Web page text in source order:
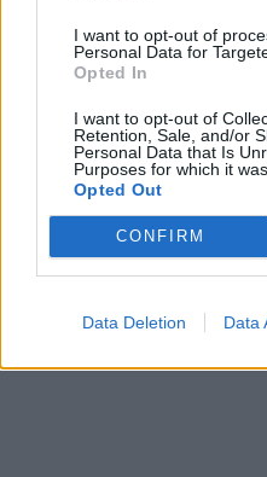
I want to opt-out of
Personal Data for
Opted In
I want to opt-out of
Retention, Sale, and/or
Personal Data that Is
Purposes for which it
Opted Out
CONFIRM
Data Deletion Data